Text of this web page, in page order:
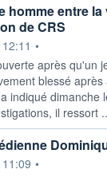
homme entre
de CRS
12:11 •
après qu'un
blessé
indiqué
il ressort
11:09 •